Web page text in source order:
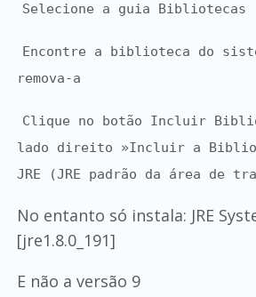
Selecione a guia Bibliotecas
Encontre a biblioteca do
remova-a
Clique no botão Incluir
lado direito »Incluir a
JRE (JRE padrão da área de
No entanto só instala: JRE
[jre1.8.0_191]
E não a versão 9